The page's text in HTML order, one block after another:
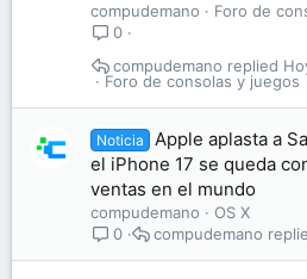
compudemano
Foro de
0
Foro de consolas y juegos
compudemano
Noticia
Apple aplasta a
el iPhone 17 se queda
ventas en el mundo
compudemano
OS X
0
compudemano